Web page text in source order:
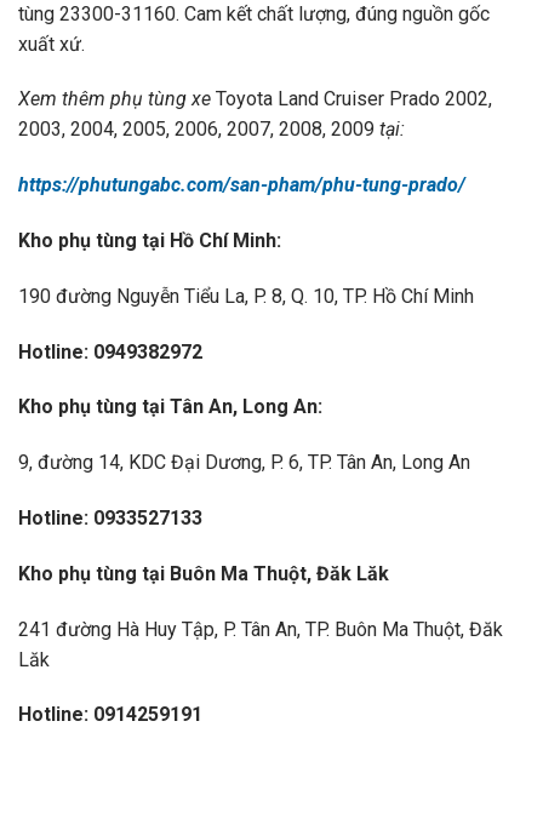
tùng 23300-31160. Cam kết chất lượng, đúng nguồn gốc
xuất xứ.
Xem thêm phụ tùng xe Toyota Land Cruiser Prado 2002,
2003, 2004, 2005, 2006, 2007, 2008, 2009 tại:
https://phutungabc.com/san-pham/phu-tung-prado/
Kho phụ tùng tại Hồ Chí Minh:
190 đường Nguyễn Tiểu La, P. 8, Q. 10, TP. Hồ Chí Minh
Hotline: 0949382972
Kho phụ tùng tại Tân An, Long An:
9, đường 14, KDC Đại Dương, P. 6, TP. Tân An, Long An
Hotline: 0933527133
Kho phụ tùng tại Buôn Ma Thuột, Đăk Lăk
241 đường Hà Huy Tập, P. Tân An, TP. Buôn Ma Thuột, Đăk
Lăk
Hotline: 0914259191